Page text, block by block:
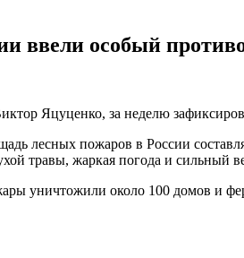
ввели особый
Яцуценко, за неделю
лесных пожаров в России
травы, жаркая погода и сильный
уничтожили около 100 домов и